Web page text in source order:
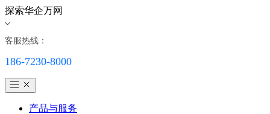
探索华企万网
客服热线：
186-7230-8000
产品与服务